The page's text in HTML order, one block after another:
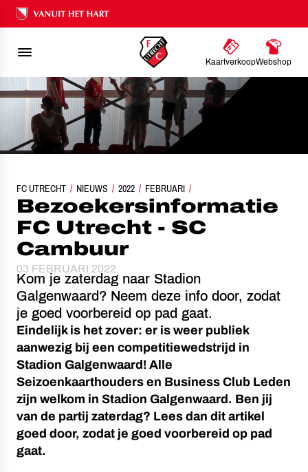
Ons nalatenschap
KaartverkoopWebshop
FC UTRECHT NIEUWS 2022 FEBRUARI
BEZOEKERSINFORMATIE FC UTRECHT - SC CAMBUUR
Bezoekersinformatie
FC Utrecht - SC
Cambuur
03 FEBRUARI 2022
Kom je zaterdag naar Stadion
Galgenwaard? Neem deze info door, zodat
je goed voorbereid op pad gaat.
Eindelijk is het zover: er is weer publiek
aanwezig bij een competitiewedstrijd in
Stadion Galgenwaard! Alle
Seizoenkaarthouders en Business Club Leden
zijn welkom in Stadion Galgenwaard. Ben jij
van de partij zaterdag? Lees dan dit artikel
goed door, zodat je goed voorbereid op pad
gaat.